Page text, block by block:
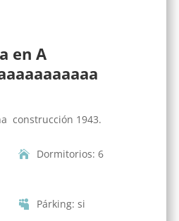
en A
construcción 1943.
Dormitorios: 6
Párking: si